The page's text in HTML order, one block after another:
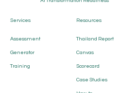
Services
Assessment
Generator
Training
Resources
Thailand Report
Canvas
Scorecard
Case Studies